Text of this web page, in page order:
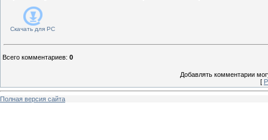
Скачать для PC
Всего комментариев: 0
Добавлять комментарии
[
Полная версия сайта